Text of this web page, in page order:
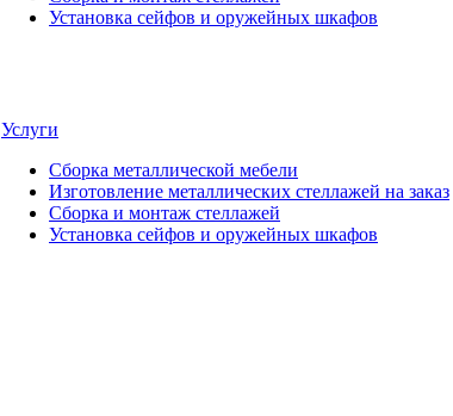
Установка сейфов и оружейных шкафов
Услуги
Сборка металлической мебели
Изготовление металлических стеллажей на заказ
Сборка и монтаж стеллажей
Установка сейфов и оружейных шкафов